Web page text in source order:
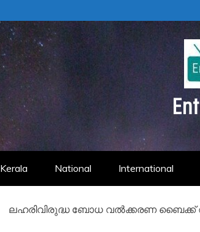
Kerala National International
ലഹരിവിരുദ്ധ ബോധ വൽക്കരണ ബൈക്ക്